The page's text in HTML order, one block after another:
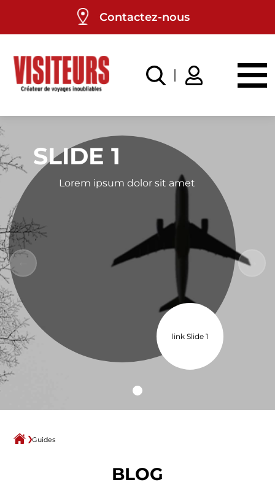
Contactez-nous
SLIDE 1
Lorem ipsum dolor sit amet
link Slide 1
Guides
BLOG
Panneau de gestion des cookies